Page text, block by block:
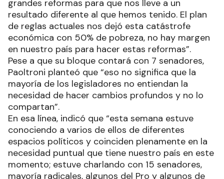
grandes reformas para que nos lleve a un
resultado diferente al que hemos tenido. El plan
de reglas actuales nos dejó esta catástrofe
económica con 50% de pobreza, no hay margen
en nuestro país para hacer estas reformas”.
Pese a que su bloque contará con 7 senadores,
Paoltroni planteó que “eso no significa que la
mayoría de los legisladores no entiendan la
necesidad de hacer cambios profundos y no lo
compartan”.
En esa línea, indicó que “esta semana estuve
conociendo a varios de ellos de diferentes
espacios políticos y coinciden plenamente en la
necesidad puntual que tiene nuestro país en este
momento; estuve charlando con 15 senadores,
mayoría radicales, algunos del Pro y algunos de